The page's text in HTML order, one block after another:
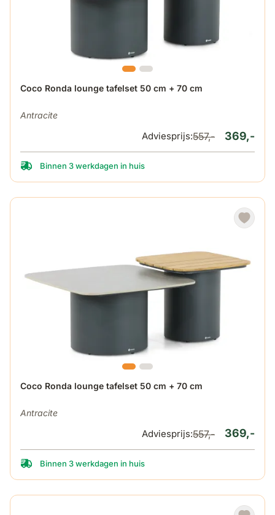
Coco Ronda lounge tafelset 50 cm + 70 cm
Antracite
De prijs is afhankelijk van de gekozen opties op de
369,-
Adviesprijs:557,-
Binnen 3 werkdagen in huis
Coco Ronda lounge tafelset 50 cm + 70 cm
Antracite
De prijs is afhankelijk van de gekozen opties op de
369,-
Adviesprijs:557,-
Binnen 3 werkdagen in huis